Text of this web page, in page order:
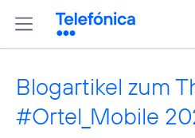
Blogartikel zum
#Ortel_Mobile